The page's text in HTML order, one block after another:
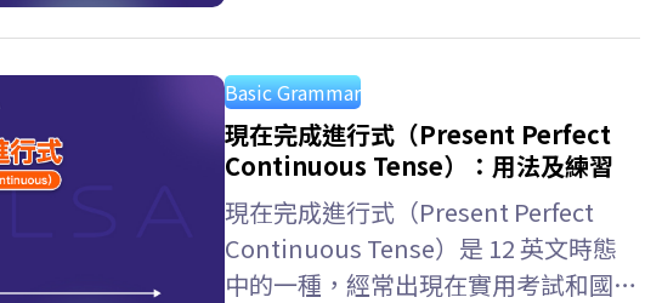
Basic Grammar
現在完成進行式（Present Perfect
Continuous Tense）：用法及練習
現在完成進行式（Present Perfect
Continuous Tense）是 12 英文時態
中的一種，經常出現在實用考試和國際